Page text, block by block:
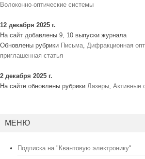
Волоконно-оптические системы
12 декабря 2025 г.
На сайт добавлены 9, 10 выпуски журнала
Обновлены рубрики Письма, Дифракционная
приглашенная статья
2 декабря 2025 г.
На сайте обновлены рубрики Лазеры, Активные
МЕНЮ
Подписка на "Квантовую электронику"